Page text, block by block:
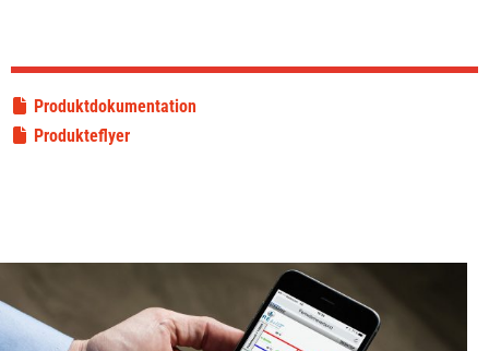
Produktdokumentation
Produkteflyer